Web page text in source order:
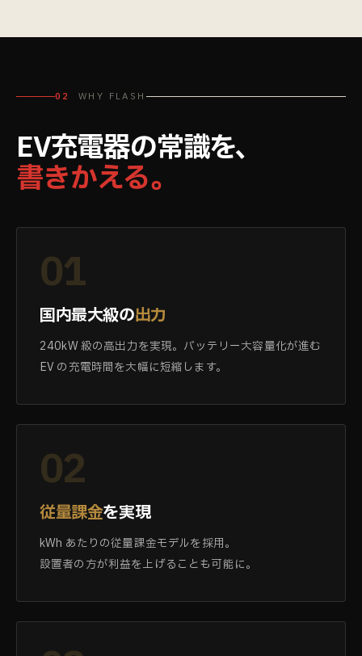
02 WHY FLASH
EV充電器の常識を、
書きかえる。
01
国内最大級の出力
240kW 級の高出力を実現。バッテリー大容量化が進む
EV の充電時間を大幅に短縮します。
02
従量課金を実現
kWh あたりの従量課金モデルを採用。
設置者の方が利益を上げることも可能に。